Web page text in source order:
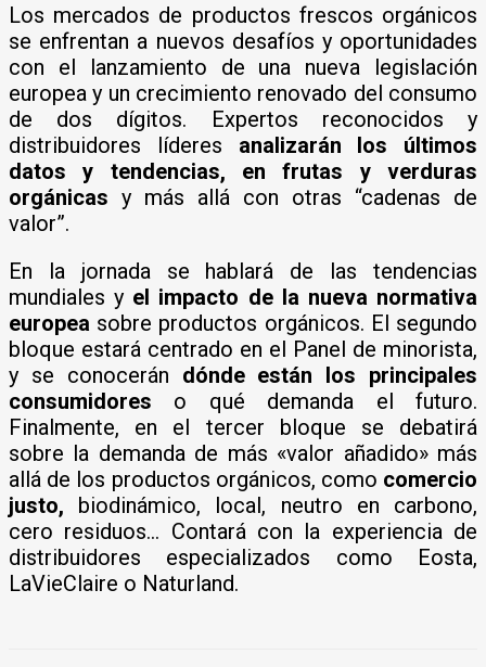
Los mercados de productos frescos orgánicos
se enfrentan a nuevos desafíos y oportunidades
con el lanzamiento de una nueva legislación
europea y un crecimiento renovado del consumo
de dos dígitos. Expertos reconocidos y
distribuidores líderes analizarán los últimos
datos y tendencias, en frutas y verduras
orgánicas y más allá con otras “cadenas de
valor”.
En la jornada se hablará de las tendencias
mundiales y el impacto de la nueva normativa
europea sobre productos orgánicos. El segundo
bloque estará centrado en el Panel de minorista,
y se conocerán dónde están los principales
consumidores o qué demanda el futuro.
Finalmente, en el tercer bloque se debatirá
sobre la demanda de más «valor añadido» más
allá de los productos orgánicos, como comercio
justo, biodinámico, local, neutro en carbono,
cero residuos… Contará con la experiencia de
distribuidores especializados como Eosta,
LaVieClaire o Naturland.